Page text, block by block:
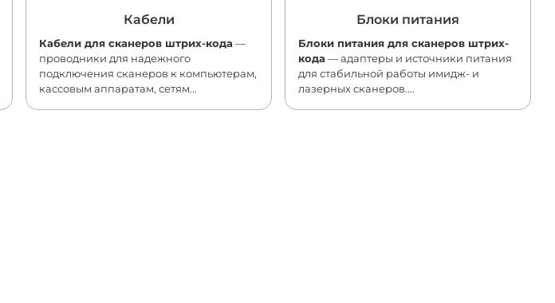
Кабели
Кабели для сканеров штрих-кода —
проводники для надежного
подключения сканеров к компьютерам,
кассовым аппаратам, сетям...
Блоки питания
Блоки питания для сканеров штрих-
кода — адаптеры и источники питания
для стабильной работы имидж- и
лазерных сканеров....